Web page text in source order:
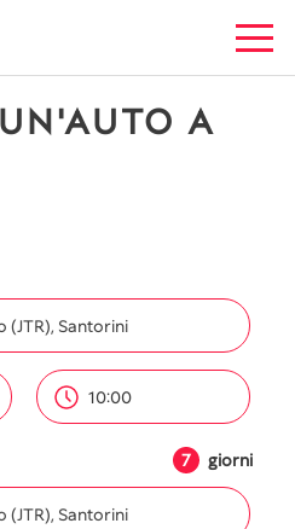
A
Santorini
10:00
7 giorni
Santorini